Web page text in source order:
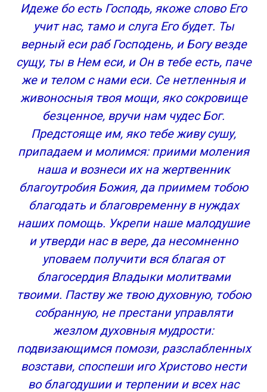
Идеже бо есть Господь, якоже слово Его
учит нас, тамо и слуга Его будет. Ты
верный еси раб Господень, и Богу везде
сущу, ты в Нем еси, и Он в тебе есть, паче
же и телом с нами еси. Се нетленныя и
живоносныя твоя мощи, яко сокровище
безценное, вручи нам чудес Бог.
Предстояще им, яко тебе живу сушу,
припадаем и молимся: приими моления
наша и вознеси их на жертвенник
благоутробия Божия, да приимем тобою
благодать и благовременну в нуждах
наших помощь. Укрепи наше малодушие
и утверди нас в вере, да несомненно
уповаем получити вся благая от
благосердия Владыки молитвами
твоими. Паству же твою духовную, тобою
собранную, не престани управляти
жезлом духовныя мудрости:
подвизающимся помози, разслабленных
возстави, споспеши иго Христово нести
во благодушии и терпении и всех нас